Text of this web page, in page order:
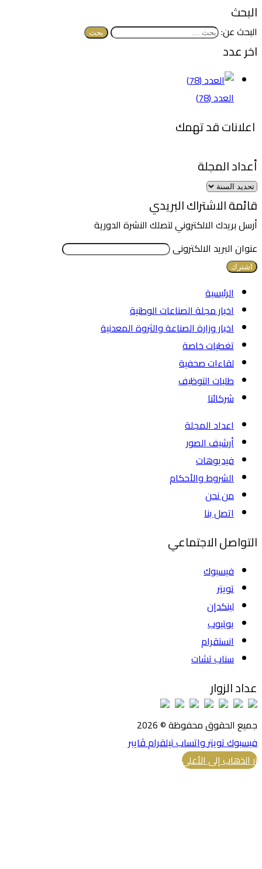
البحث
البحث عن:
اخر عدد
العدد (78)
اعلانات قد تهمك
أعداد المجلة
قائمة الاشتراك البريدي
أرسل بريدك الالكتروني لتصلك النشرة الدورية
عنوان البريد الالكترونى
الرئيسية
اخبار مجلة الصناعات الوطنية
اخبار وزارة الصناعة والثروة المعدنية
تغطيات خاصة
لقاءات صحفية
طلبات التوظيف
شركائنا
اعداد المجلة
أرشيف الصور
فيديوهات
الشروط والأحكام
من نحن
اتصل بنا
التواصل الاجتماعي
فيسبوك
تويتر
لينكدإن
يوتيوب
انستقرام
سناب تشات
عداد الزوار
جميع الحقوق محفوظة © 2026
فيسبوكتويتر واتسابتيلقرامڤايبر
زر الذهاب إلى الأعلى